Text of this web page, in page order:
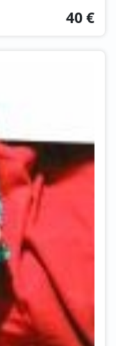
40 €